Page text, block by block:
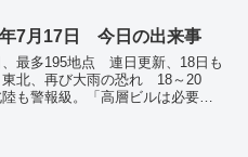
件。高気圧に覆われ最多３０１
猛暑日、群馬・桐生などで３９・
内で３人が熱中症で重症。
7月17日 今日の出来事
、最多195地点 連日更新、18日も
東北、再び大雨の恐れ 18～20
陸も警報級。「高層ビルは必要な